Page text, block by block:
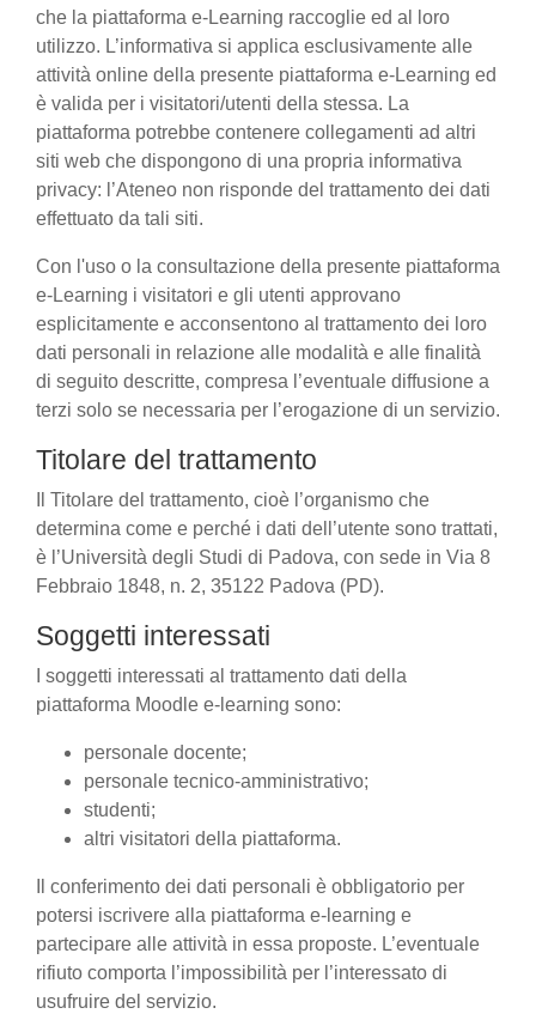
che la piattaforma e-Learning raccoglie ed al loro
utilizzo. L’informativa si applica esclusivamente alle
attività online della presente piattaforma e-Learning ed
è valida per i visitatori/utenti della stessa. La
piattaforma potrebbe contenere collegamenti ad altri
siti web che dispongono di una propria informativa
privacy: l’Ateneo non risponde del trattamento dei dati
effettuato da tali siti.
Con l'uso o la consultazione della presente piattaforma
e-Learning i visitatori e gli utenti approvano
esplicitamente e acconsentono al trattamento dei loro
dati personali in relazione alle modalità e alle finalità
di seguito descritte, compresa l’eventuale diffusione a
terzi solo se necessaria per l’erogazione di un servizio.
Titolare del trattamento
Il Titolare del trattamento, cioè l’organismo che
determina come e perché i dati dell’utente sono trattati,
è l’Università degli Studi di Padova, con sede in Via 8
Febbraio 1848, n. 2, 35122 Padova (PD).
Soggetti interessati
I soggetti interessati al trattamento dati della
piattaforma Moodle e-learning sono:
personale docente;
personale tecnico-amministrativo;
studenti;
altri visitatori della piattaforma.
Il conferimento dei dati personali è obbligatorio per
potersi iscrivere alla piattaforma e-learning e
partecipare alle attività in essa proposte. L’eventuale
rifiuto comporta l’impossibilità per l’interessato di
usufruire del servizio.